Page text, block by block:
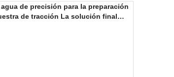
agua de precisión para la preparación
de tracción La solución final